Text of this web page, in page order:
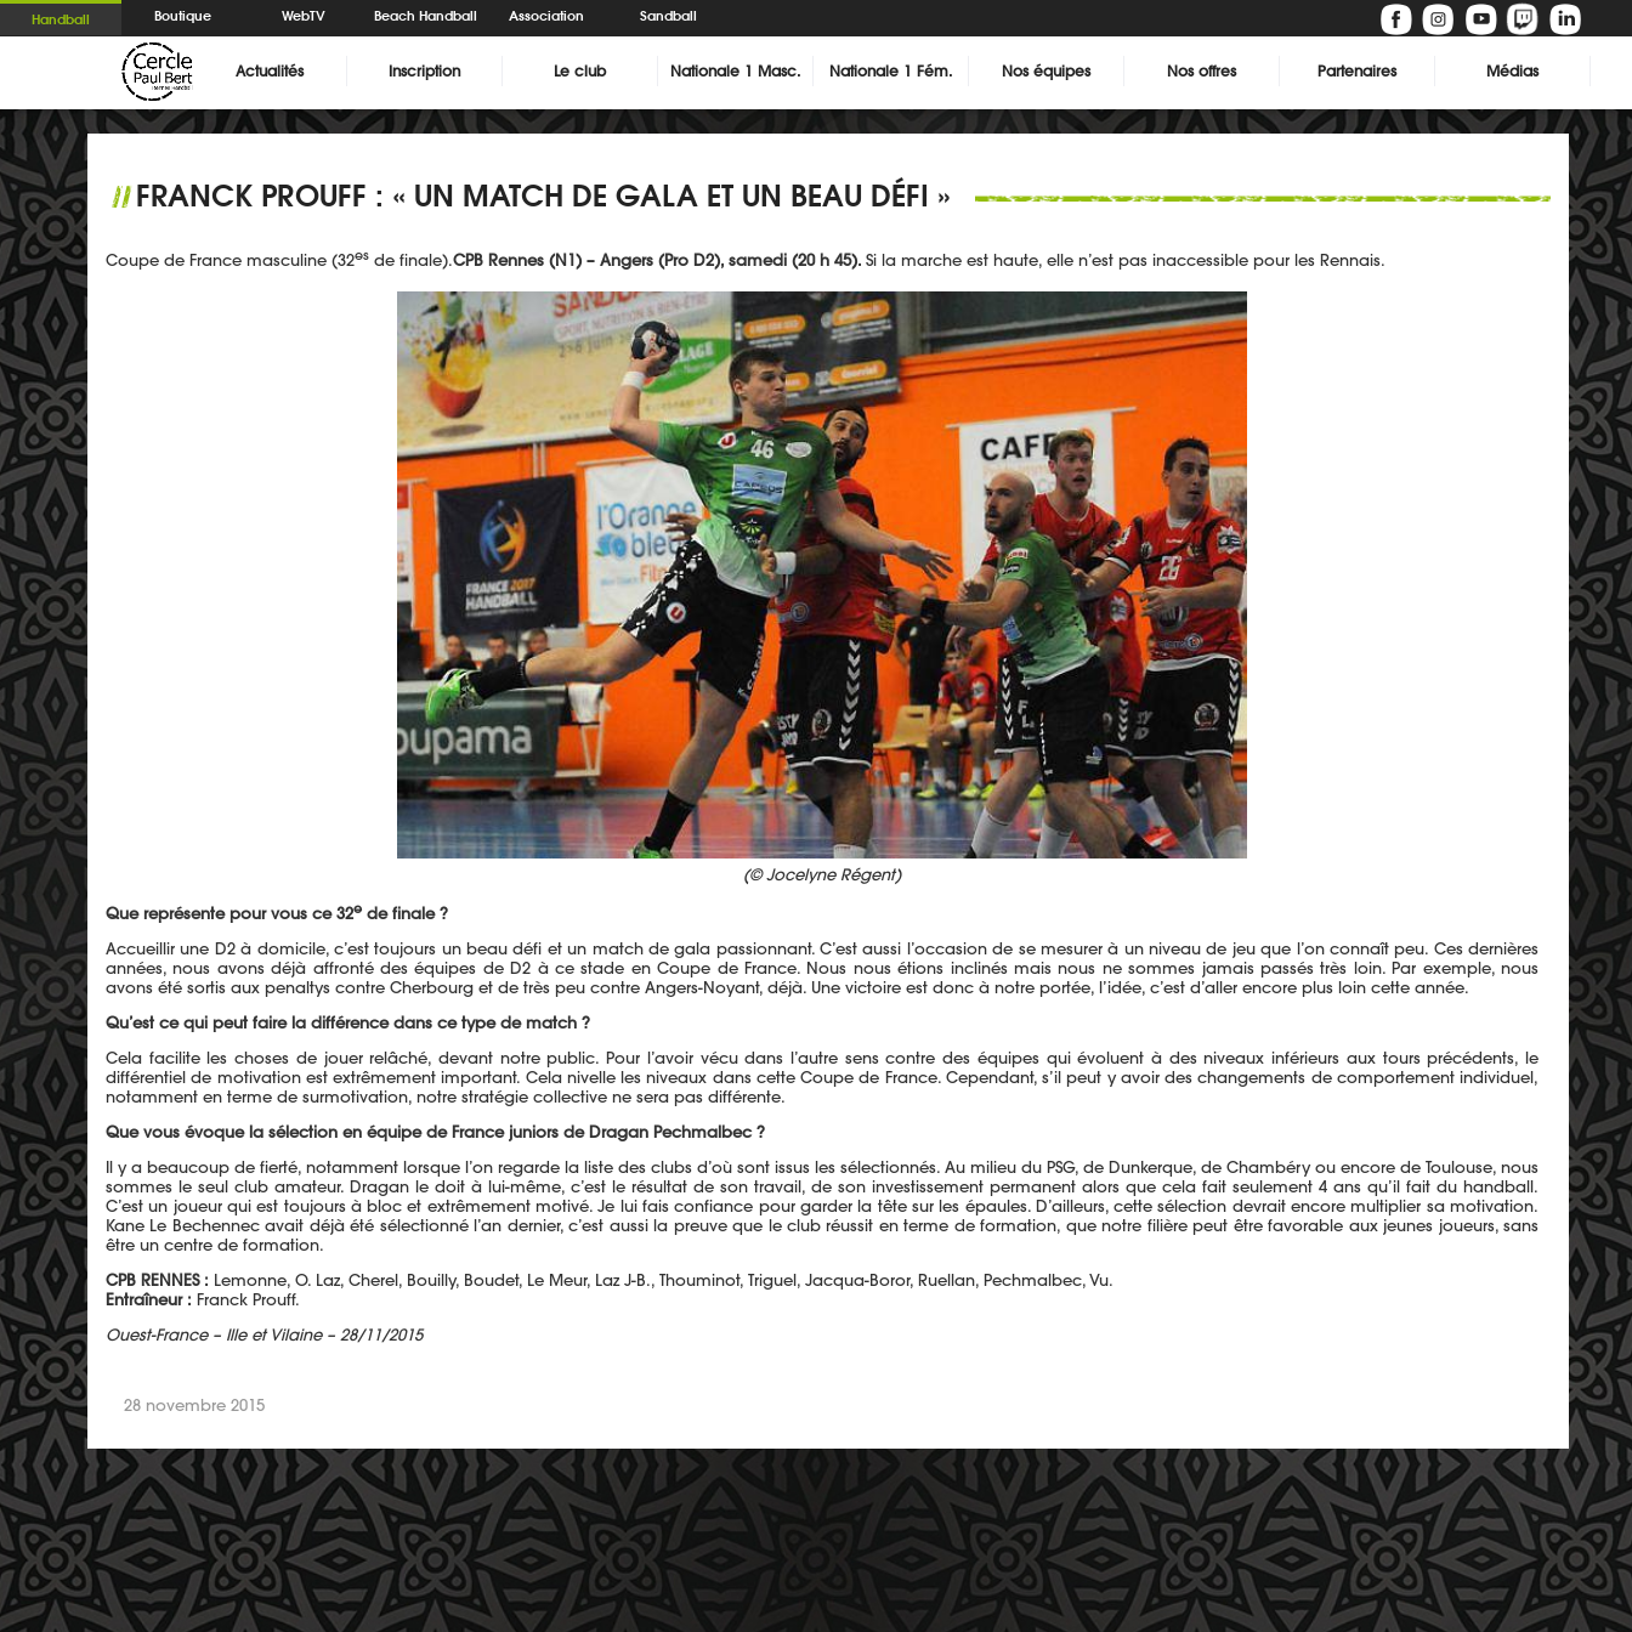
Handball Boutique WebTV Beach Handball Association Sandball
Actualités Inscription Le club Nationale 1 Masc. Nationale 1 Fém. Nos équipes Nos offres Partenaires Médias
//FRANCK PROUFF : « UN MATCH DE GALA ET UN BEAU DÉFI »
Coupe de France masculine (32es de finale).CPB Rennes (N1) – Angers (Pro D2), samedi (20 h 45). Si la marche est haute, elle n’est pas inaccessible pour les Rennais.
(© Jocelyne Régent)
Que représente pour vous ce 32e de finale ?
Accueillir une D2 à domicile, c’est toujours un beau défi et un match de gala passionnant. C’est aussi l’occasion de se mesurer à un niveau de jeu que l’on connaît peu. Ces dernières
années, nous avons déjà affronté des équipes de D2 à ce stade en Coupe de France. Nous nous étions inclinés mais nous ne sommes jamais passés très loin. Par exemple, nous
avons été sortis aux penaltys contre Cherbourg et de très peu contre Angers-Noyant, déjà. Une victoire est donc à notre portée, l’idée, c’est d’aller encore plus loin cette année.
Qu’est ce qui peut faire la différence dans ce type de match ?
Cela facilite les choses de jouer relâché, devant notre public. Pour l’avoir vécu dans l’autre sens contre des équipes qui évoluent à des niveaux inférieurs aux tours précédents, le
différentiel de motivation est extrêmement important. Cela nivelle les niveaux dans cette Coupe de France. Cependant, s’il peut y avoir des changements de comportement individuel,
notamment en terme de surmotivation, notre stratégie collective ne sera pas différente.
Que vous évoque la sélection en équipe de France juniors de Dragan Pechmalbec ?
Il y a beaucoup de fierté, notamment lorsque l’on regarde la liste des clubs d’où sont issus les sélectionnés. Au milieu du PSG, de Dunkerque, de Chambéry ou encore de Toulouse, nous
sommes le seul club amateur. Dragan le doit à lui-même, c’est le résultat de son travail, de son investissement permanent alors que cela fait seulement 4 ans qu’il fait du handball.
C’est un joueur qui est toujours à bloc et extrêmement motivé. Je lui fais confiance pour garder la tête sur les épaules. D’ailleurs, cette sélection devrait encore multiplier sa motivation.
Kane Le Bechennec avait déjà été sélectionné l’an dernier, c’est aussi la preuve que le club réussit en terme de formation, que notre filière peut être favorable aux jeunes joueurs, sans
être un centre de formation.
CPB RENNES : Lemonne, O. Laz, Cherel, Bouilly, Boudet, Le Meur, Laz J-B., Thouminot, Triguel, Jacqua-Boror, Ruellan, Pechmalbec, Vu.
Entraîneur : Franck Prouff.
Ouest-France – Ille et Vilaine – 28/11/2015
28 novembre 2015